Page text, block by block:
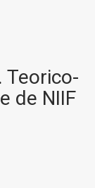
Teorico-
de NIIF